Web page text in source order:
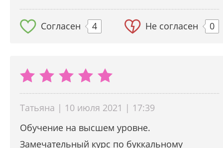
Согласен 4 Не согласен 0
Татьяна | 10 июля 2021 | 17:39
Обучение на высшем уровне.
Замечательный курс по буккальному